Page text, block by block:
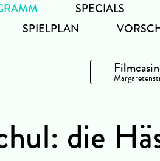
SPIELPLAN
SPECIALS
die